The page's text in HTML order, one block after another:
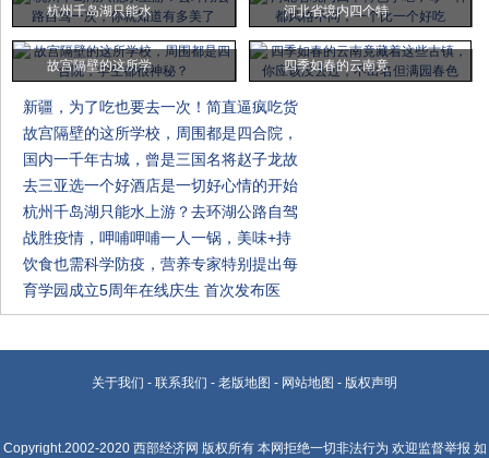
杭州千岛湖只能水 河北省境内四个特
故宫隔壁的这所学 四季如春的云南竟
新疆，为了吃也要去一次！简直逼疯吃货
故宫隔壁的这所学校，周围都是四合院，
国内一千年古城，曾是三国名将赵子龙故
去三亚选一个好酒店是一切好心情的开始
杭州千岛湖只能水上游？去环湖公路自驾
战胜疫情，呷哺呷哺一人一锅，美味+持
饮食也需科学防疫，营养专家特别提出每
育学园成立5周年在线庆生 首次发布医
关于我们 - 联系我们 - 老版地图 - 网站地图 - 版权声明
Copyright.2002-2020 西部经济网 版权所有 本网拒绝一切非法行为 欢迎监督举报 如